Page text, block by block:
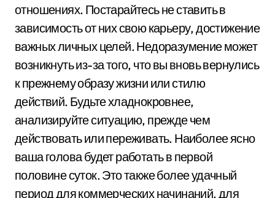
отношениях. Постарайтесь не ставить в
зависимость от них свою карьеру, достижение
важных личных целей. Недоразумение может
возникнуть из-за того, что вы вновь вернулись
к прежнему образу жизни или стилю
действий. Будьте хладнокровнее,
анализируйте ситуацию, прежде чем
действовать или переживать. Наиболее ясно
ваша голова будет работать в первой
половине суток. Это также более удачный
период для коммерческих начинаний, для